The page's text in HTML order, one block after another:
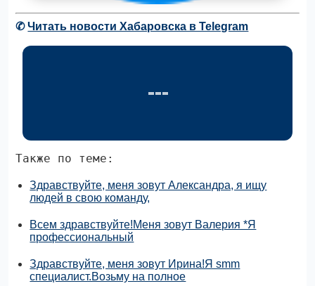
✆Читать новости Хабаровска в Telegram
Также по теме:
Здравствуйте, меня зовут Александра, я ищу
людей в свою команду,
Всем здравствуйте!Меня зовут Валерия *Я
профессиональный
Здравствуйте, меня зовут Ирина!Я smm
специалист.Возьму на полное